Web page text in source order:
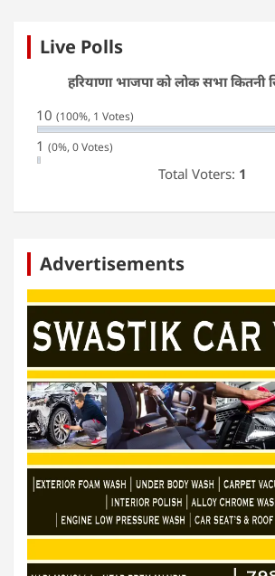
Live Polls
हरियाणा भाजपा को लोक सभा कितनी
10 (100%, 1 Votes)
1 (0%, 0 Votes)
Total Voters: 1
Advertisements